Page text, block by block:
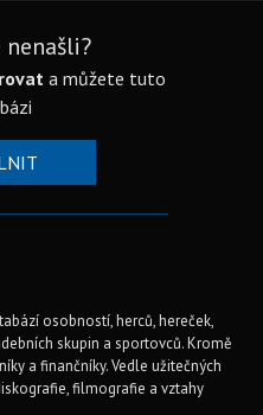
a můžete tuto
osobností, herců, hereček,
skupin a sportovců. Kromě
a finančníky. Vedle užitečných
filmografie a vztahy